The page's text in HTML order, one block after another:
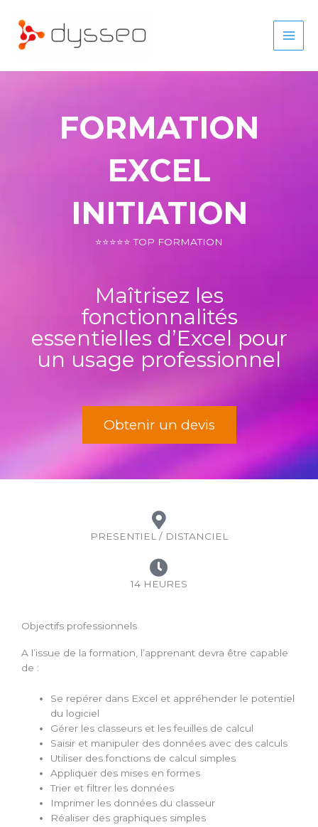
contenu
FORMATION
EXCEL
INITIATION
⭐⭐⭐⭐⭐ TOP FORMATION
Maîtrisez les
fonctionnalités
essentielles d’Excel pour
un usage professionnel
Obtenir un devis
PRESENTIEL / DISTANCIEL
14 HEURES
Objectifs professionnels
A l’issue de la formation, l’apprenant devra être capable
de :
Se repérer dans Excel et appréhender le potentiel
du logiciel
Gérer les classeurs et les feuilles de calcul
Saisir et manipuler des données avec des calculs
Utiliser des fonctions de calcul simples
Appliquer des mises en formes
Trier et filtrer les données
Imprimer les données du classeur
Réaliser des graphiques simples